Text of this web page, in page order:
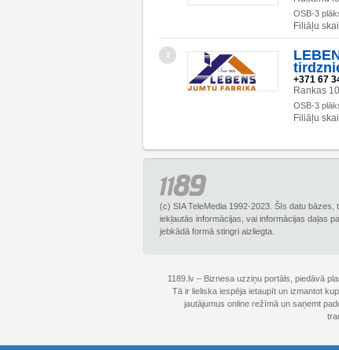
OSB-3
Filiāļu
2
+371 67
Rankas
OSB-3
Filiāļu
(c) SIA TeleMedia 1992-2023. Šīs datu bāzes,
iekļautās informācijas, vai informācijas daļas
jebkādā formā stingri aizliegta.
1189.lv – Biznesa uzziņu portāls, piedāvā
Tā ir lieliska iespēja ietaupīt un izmantot
jautājumus online režīmā un saņemt